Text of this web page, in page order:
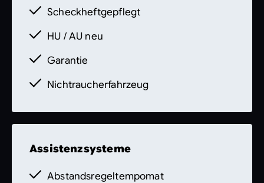
Scheckheftgepflegt
HU / AU neu
Garantie
Nichtraucherfahrzeug
Assistenzsysteme
Abstandsregeltempomat